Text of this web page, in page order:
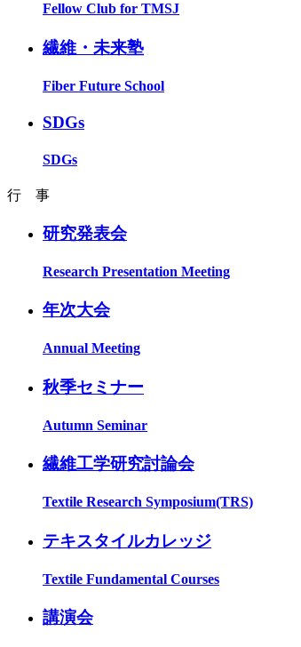
Fellow Club for TMSJ
繊維・未来塾
Fiber Future School
SDGs
SDGs
行 事
研究発表会
Research Presentation Meeting
年次大会
Annual Meeting
秋季セミナー
Autumn Seminar
繊維工学研究討論会
Textile Research Symposium(TRS)
テキスタイルカレッジ
Textile Fundamental Courses
講演会